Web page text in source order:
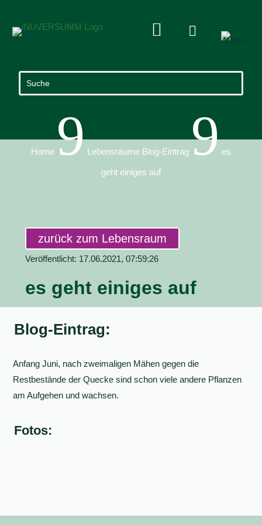
 
Home 9 Lebensräume Blog-Eintrag 9 es
geht einiges auf
zurück zum Lebensraum
Veröffentlicht: 17.06.2021, 07:59:26
es geht einiges auf
Blog-Eintrag:
Anfang Juni, nach zweimaligen Mähen gegen die
Restbestände der Quecke sind schon viele andere Pflanzen
am Aufgehen und wachsen.
Fotos: